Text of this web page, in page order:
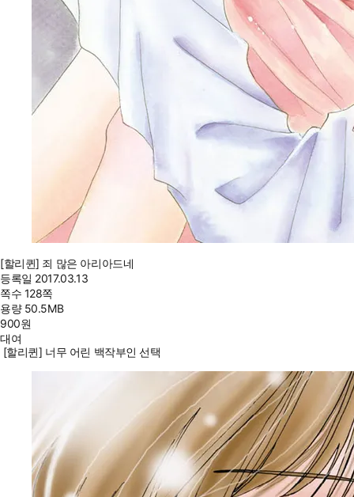
[할리퀸] 죄 많은 아리아드네
등록일 2017.03.13
쪽수 128쪽
용량 50.5MB
900원
대여
[할리퀸] 너무 어린 백작부인 선택